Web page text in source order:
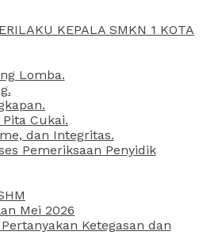
KEPALA SMKN 1 KOTA
Lomba.
Cukai.
dan Integritas.
Pemeriksaan Penyidik
Mei 2026
Ketegasan dan